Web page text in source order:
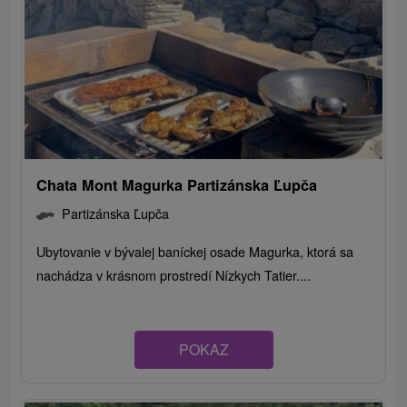
Chata Mont Magurka Partizánska Ľupča
Partizánska Ľupča
Ubytovanie v bývalej baníckej osade Magurka, ktorá sa
nachádza v krásnom prostredí Nízkych Tatier....
POKAZ